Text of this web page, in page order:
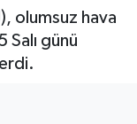
olumsuz hava
Salı günü